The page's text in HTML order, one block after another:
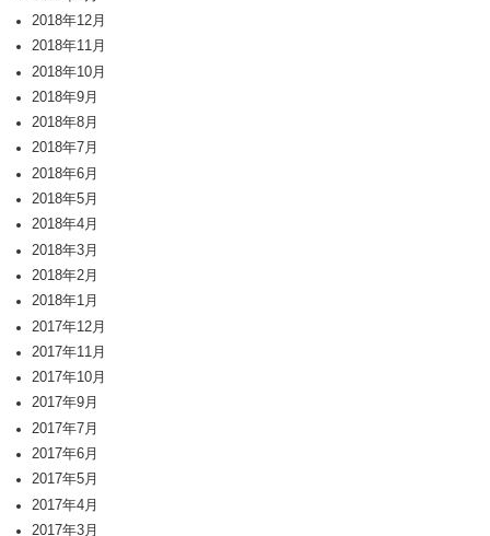
2018年12月
2018年11月
2018年10月
2018年9月
2018年8月
2018年7月
2018年6月
2018年5月
2018年4月
2018年3月
2018年2月
2018年1月
2017年12月
2017年11月
2017年10月
2017年9月
2017年7月
2017年6月
2017年5月
2017年4月
2017年3月